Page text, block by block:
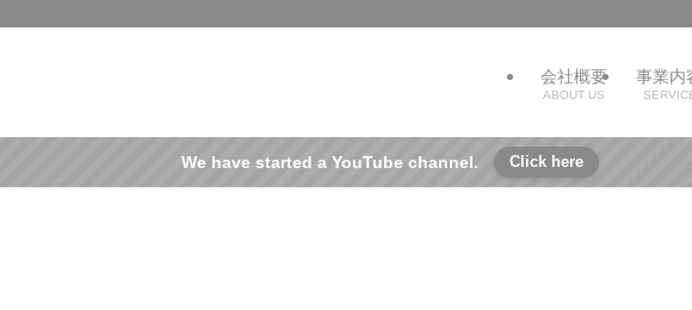
会社概要
ABOUT US
事業内
We have started a YouTube channel. Click here